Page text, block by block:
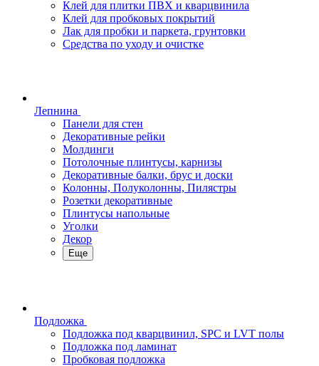
Клей для плитки ПВХ и кварцвинила
Клей для пробковых покрытий
Лак для пробки и паркета, грунтовки
Средства по уходу и очистке
Лепнина
Панели для стен
Декоративные рейки
Молдинги
Потолочные плинтусы, карнизы
Декоративные балки, брус и доски
Колонны, Полуколонны, Пилястры
Розетки декоративные
Плинтусы напольные
Уголки
Декор
Еще
Подложка
Подложка под кварцвинил, SPC и LVT полы
Подложка под ламинат
Пробковая подложка